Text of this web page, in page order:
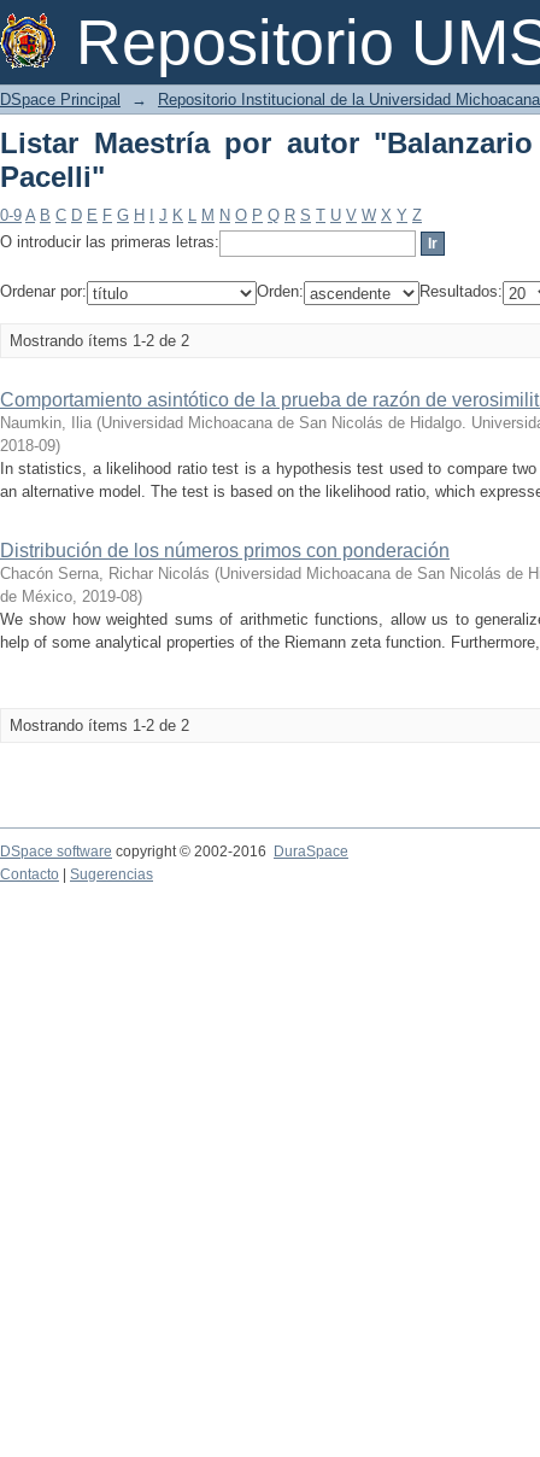
Repositorio
Listar Maestría por autor "Balanzario
DSpace Principal → Repositorio Institucional de la Universidad
Listar Maestría por autor
Pacelli"
0-9 A B C D E F G H J K L M N O P Q R S T U V W X Y Z
O introducir las primeras letras:
Ordenar por: Orden: Resultados:
Mostrando ítems 1-2 de 2
Comportamiento asintótico de la prueba de razón de
Naumkin, Ilia (Universidad Michoacana de San Nicolás de Hidalgo.
2018-09)
In statistics, a likelihood ratio test is a hypothesis test used to compare
an alternative model. The test is based on the likelihood ratio, which
Distribución de los números primos con ponderación
Chacón Serna, Richar Nicolás (Universidad Michoacana de San Nicolás de
de México, 2019-08)
We show how weighted sums of arithmetic functions, allow us to
help of some analytical properties of the Riemann zeta function.
Mostrando ítems 1-2 de 2
DSpace software copyright © 2002-2016
DuraSpace
Contacto
Sugerencias